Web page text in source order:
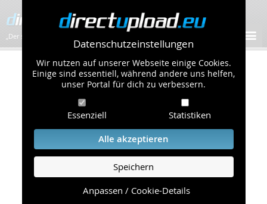
Datenschutzeinstellungen
Wir nutzen auf unserer Webseite einige Cookies.
Einige sind essentiell, während andere uns helfen,
unser Portal für dich zu verbessern.
Essenziell Statistiken
Alle akzeptieren
Speichern
Anpassen / Cookie-Details
„Der schnellste Bilder-Hoster im Web!”
Kontakt & Support
Um eine schnelle und unkomplizierte
Bearbeitung Ihres Problems zu gewährleisten,
bitten wir Sie,
folgende Punkte zu beachten und einzuhalten.
Die schnellste Hilfe finden Sie auf unserer
Seite, die die häufig gestellten Fragen